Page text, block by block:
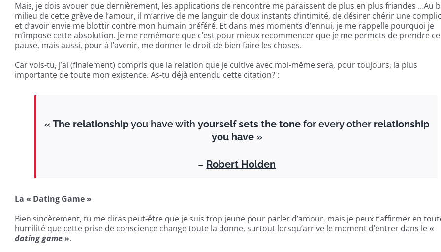
Mais, je dois avouer que dernièrement, les applications de rencontre me paraissent de plus en plus friandes …Au
milieu de cette grève de l’amour, il m’arrive de me languir de doux instants d’intimité, de désirer chérir une
et d’avoir envie me blottir contre mon humain préféré. Et dans mes moments d’ennui, je me rappelle pourquoi je
m’impose cette absolution. Je me remémore que c’est pour mieux recommencer que je me permets de prendre
pause, mais aussi, pour à l’avenir, me donner le droit de bien faire les choses.
Car vois-tu, j’ai (finalement) compris que la relation que je cultive avec moi-même sera, pour toujours, la plus
importante de toute mon existence. As-tu déjà entendu cette citation? :
« The relationship you have with yourself sets the tonefor every other relationship
you have »
– Robert Holden
La « Dating Game »
Bien sincèrement, tu me diras peut-être que je suis trop jeune pour parler d’amour, mais je peux t’affirmer en
humilité que cette prise de conscience change toute la donne, surtout lorsqu’arrive le moment d’entrer dans le«
dating game ».